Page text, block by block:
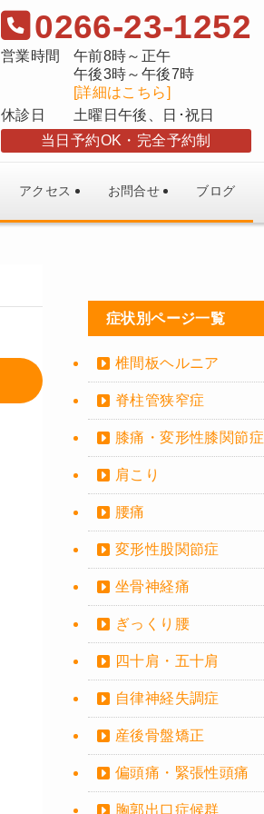
0266-23-1252
営業時間
午前8時～正午
午後3時～午後7時
[詳細はこちら]
休診日
土曜日午後、日･祝日
当日予約OK
完全予約制
アクセス お問合せ ブログ
症状別ページ一覧
椎間板ヘルニア
脊柱管狭窄症
膝痛・変形性膝関節症
肩こり
腰痛
変形性股関節症
坐骨神経痛
ぎっくり腰
四十肩・五十肩
自律神経失調症
産後骨盤矯正
偏頭痛・緊張性頭痛
胸郭出口症候群